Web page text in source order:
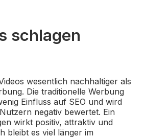
schlagen
wesentlich nachhaltiger als
Die traditionelle Werbung
Einfluss auf SEO und wird
negativ bewertet. Ein
wirkt positiv, attraktiv und
bleibt es viel länger im